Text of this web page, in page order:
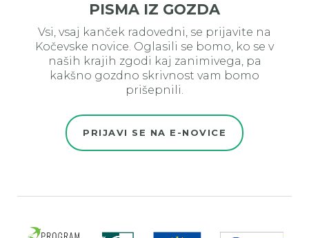
PISMA IZ GOZDA
Vsi, vsaj kanček radovedni, se prijavite na
Kočevske novice. Oglasili se bomo, ko se v
naših krajih zgodi kaj zanimivega, pa
kakšno gozdno skrivnost vam bomo
prišepnili.
PRIJAVI SE NA E-NOVICE